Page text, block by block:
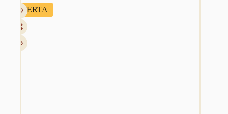
OFERTA